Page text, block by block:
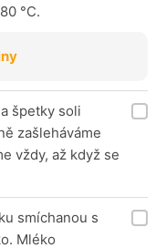
°C.
špetky soli
zašleháváme
vždy, až když se
smíchanou s
Mléko